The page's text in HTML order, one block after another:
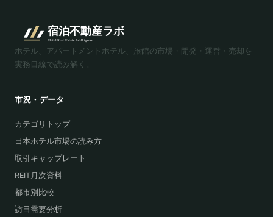
ホテル、アパートメントホテル、旅館の市場・開発・運営・売却を
実務目線で読み解く。
市況・データ
カテゴリトップ
日本ホテル市場の読み方
取引キャップレート
REIT月次資料
都市別比較
訪日需要分析